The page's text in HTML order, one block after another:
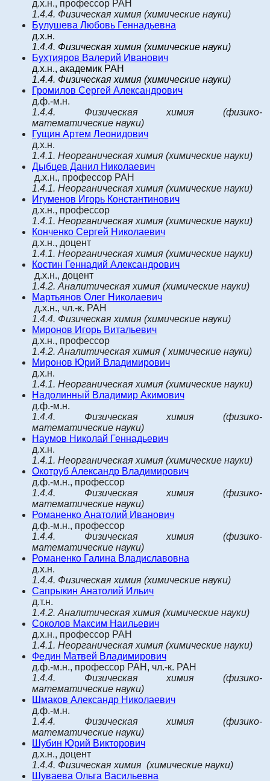
д.х.н., профессор РАН
1.4.4. Физическая химия (химические науки)
Булушева Любовь Геннадьевна
д.х.н.
1.4.4. Физическая химия (химические науки)
Бухтияров Валерий Иванович
д.х.н., академик РАН
1.4.4. Физическая химия (химические науки)
Громилов Сергей Александрович
д.ф.-м.н.
1.4.4. Физическая химия(физико-
математические науки)
Гущин Артем Леонидович
д.х.н.
1.4.1. Неорганическая химия (химические науки)
Дыбцев Данил Николаевич
д.х.н., профессор РАН
1.4.1. Неорганическая химия (химические науки)
Игуменов Игорь Константинович
д.х.н., профессор
1.4.1. Неорганическая химия (химические науки)
Конченко Сергей Николаевич
д.х.н., доцент
1.4.1. Неорганическая химия (химические науки)
Костин Геннадий Александрович
д.х.н., доцент
1.4.2. Аналитическая химия (химические науки)
Мартьянов Олег Николаевич
д.х.н., чл.-к. РАН
1.4.4. Физическая химия (химические науки)
Миронов Игорь Витальевич
д.х.н., профессор
1.4.2. Аналитическая химия ( химические науки)
Миронов Юрий Владимирович
д.х.н.
1.4.1. Неорганическая химия (химические науки)
Надолинный Владимир Акимович
д.ф.-м.н.
1.4.4. Физическая химия(физико-
математические науки)
Наумов Николай Геннадьевич
д.х.н.
1.4.1. Неорганическая химия (химические науки)
Окотруб Александр Владимирович
д.ф.-м.н., профессор
1.4.4. Физическая химия(физико-
математические науки)
Романенко Анатолий Иванович
д.ф.-м.н., профессор
1.4.4. Физическая химия(физико-
математические науки)
Романенко Галина Владиславовна
д.х.н.
1.4.4. Физическая химия (химические науки)
Сапрыкин Анатолий Ильич
д.т.н.
1.4.2. Аналитическая химия (химические науки)
Соколов Максим Наильевич
д.х.н., профессор РАН
1.4.1. Неорганическая химия (химические науки)
Федин Матвей Владимирович
д.ф.-м.н., профессор РАН, чл.-к. РАН
1.4.4. Физическая химия(физико-
математические науки)
Ш маков Александр Николаевич
д.ф.-м.н.
1.4.4. Физическая химия(физико-
математические науки)
Шубин Юрий Викторович
д.х.н., доцент
1.4.4. Физическая химия (химические науки)
Шуваева Ольга Васильевна